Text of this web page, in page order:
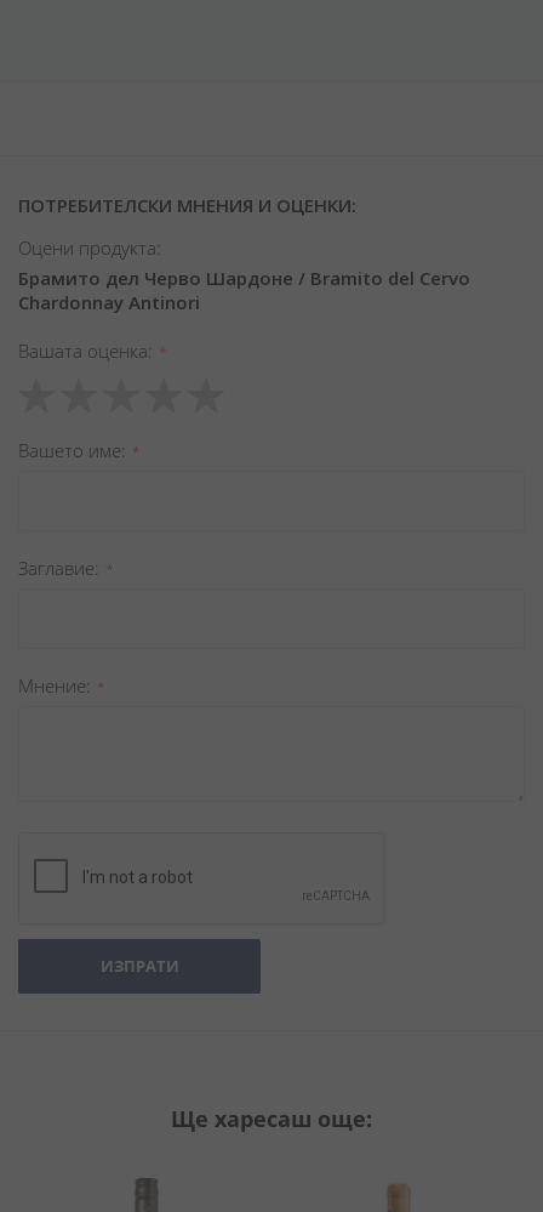
ПОТРЕБИТЕЛСКИ МНЕНИЯ И ОЦЕНКИ:
Оцени продукта:
Брамито дел Черво Шардоне / Bramito del Cervo
Chardonnay Antinori
Вашата оценка
star
stars
stars
stars
stars
Вашето име
Заглавиe
Мнение
ИЗПРАТИ
Ще харесаш още: